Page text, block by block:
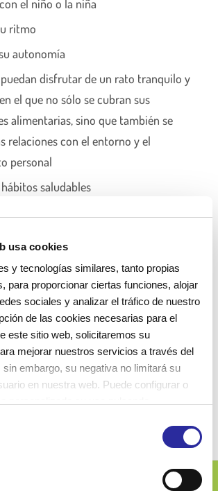
usa cookies
y tecnologías similares, tanto propias
para proporcionar ciertas funciones, alojar
sociales y analizar el tráfico de nuestro
de las cookies necesarias para el
este sitio web, solicitaremos su
mejorar nuestros servicios a través del
embargo, su negativa no limitará su
en nuestra web. Puede configurar o
Cookies
el niño o la niña
ritmo
autonomía
puedan disfrutar de un rato tranquilo y
el que no sólo se cubran sus
alimentarias, sino que también se
relaciones con el entorno y el
personal
saludables
a las niñas y niños, de manera
todo el rato que necesiten para
y poder conseguir un buen
el ritmo y los horarios de cada
de su edad y de sus necesidades.